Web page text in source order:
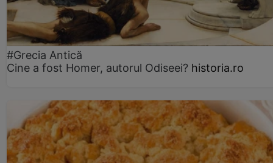
#Grecia Antică
Cine a fost Homer, autorul Odiseei? historia.ro